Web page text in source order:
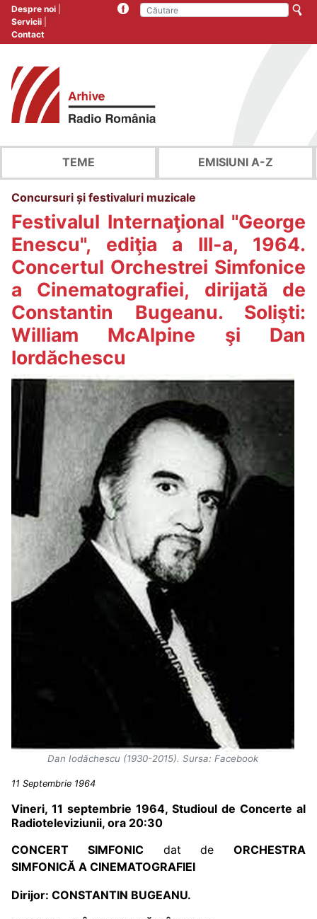
Despre noi
Servicii
Contact
TEME EMISIUNI A-Z
Concursuri și festivaluri muzicale
Festivalul Internaţional "George
Enescu", ediţia a III-a, 1964.
Concertul Orchestrei Simfonice
a Cinematografiei, dirijată de
Constantin Bugeanu. Solişti:
William McAlpine şi Dan
Iordăchescu
Dan Iodăchescu (1930-2015). Sursa: Facebook
11 Septembrie 1964
Vineri, 11 septembrie 1964, Studioul de Concerte al
Radioteleviziunii, ora 20:30
CONCERT SIMFONICdat de ORCHESTRA
SIMFONICĂ A CINEMATOGRAFIEI
Dirijor: CONSTANTIN BUGEANU.